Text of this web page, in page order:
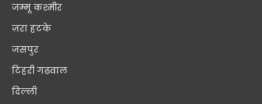
जम्मू कश्मीर
ज़रा हटके
जसपुर
टिहरी गढ़वाल
दिल्ली